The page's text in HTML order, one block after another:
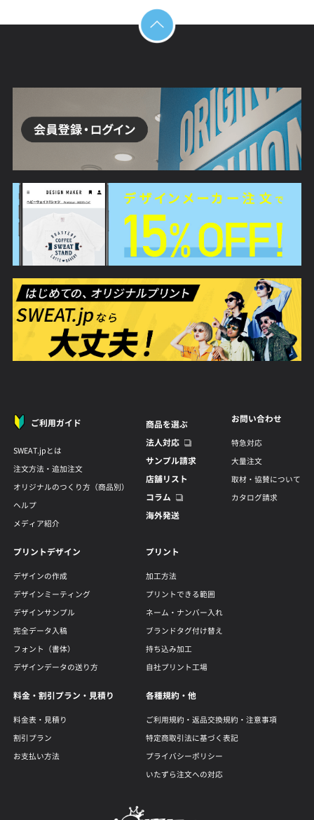
ご利用ガイド
SWEAT.jpとは
注文方法・追加注文
オリジナルのつくり方（商品別）
ヘルプ
メディア紹介
商品を選ぶ
法人対応
サンプル請求
店舗リスト
コラム
海外発送
お問い合わせ
特急対応
大量注文
取材・協賛について
カタログ請求
プリントデザイン
デザインの作成
デザインミーティング
デザインサンプル
完全データ入稿
フォント（書体）
デザインデータの送り方
プリント
加工方法
プリントできる範囲
ネーム・ナンバー入れ
ブランドタグ付け替え
持ち込み加工
自社プリント工場
料金・割引プラン・見積り
料金表・見積り
割引プラン
お支払い方法
各種規約・他
ご利用規約・返品交換規約・注意事項
特定商取引法に基づく表記
プライバシーポリシー
いたずら注文への対応